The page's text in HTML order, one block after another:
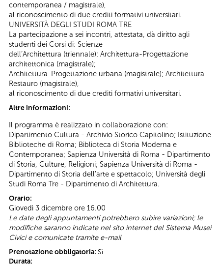
contemporanea / magistrale),
al riconoscimento di due crediti formativi universitari.
UNIVERSITÀ DEGLI STUDI ROMA TRE
La partecipazione a sei incontri, attestata, dà diritto agli
studenti dei Corsi di: Scienze
dell’Architettura (triennale); Architettura-Progettazione
architettonica (magistrale);
Architettura-Progettazione urbana (magistrale); Architettura-
Restauro (magistrale),
al riconoscimento di due crediti formativi universitari.
Altre informazioni:
Il programma è realizzato in collaborazione con:
Dipartimento Cultura - Archivio Storico Capitolino; Istituzione
Biblioteche di Roma; Biblioteca di Storia Moderna e
Contemporanea; Sapienza Università di Roma - Dipartimento
di Storia, Culture, Religioni; Sapienza Università di Roma -
Dipartimento di Storia dell'arte e spettacolo; Università degli
Studi Roma Tre - Dipartimento di Architettura.
Orario:
Giovedì 3 dicembre ore 16.00
Le date degli appuntamenti potrebbero subire variazioni; le
modifiche saranno indicate nel sito internet del Sistema Musei
Civici e comunicate tramite e-mail
Prenotazione obbligatoria: Sì
Durata: